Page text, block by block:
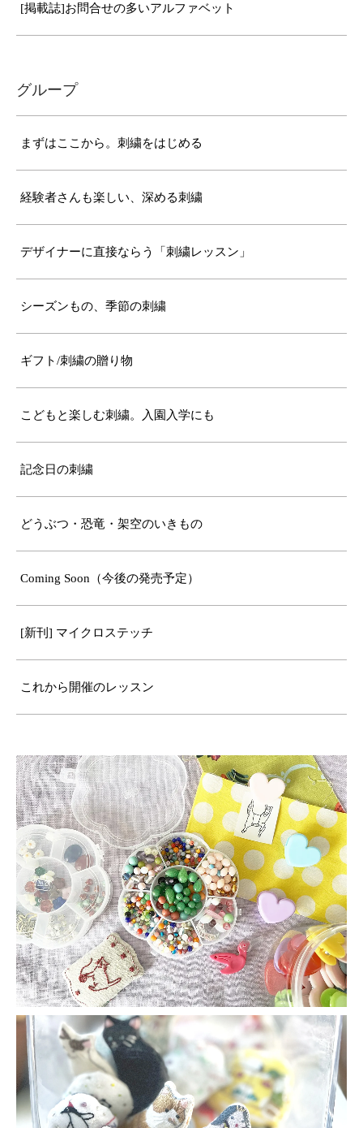
[掲載誌]お問合せの多いアルファベット
グループ
まずはここから。刺繍をはじめる
経験者さんも楽しい、深める刺繍
デザイナーに直接ならう「刺繍レッスン」
シーズンもの、季節の刺繍
ギフト/刺繍の贈り物
こどもと楽しむ刺繍。入園入学にも
記念日の刺繍
どうぶつ・恐竜・架空のいきもの
Coming Soon（今後の発売予定）
[新刊] マイクロステッチ
これから開催のレッスン